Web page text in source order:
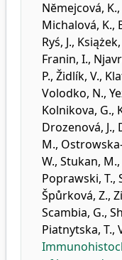
Nĕmejcová, K.,
Michalová, K.,
Ryś, J.,
Franin, I.,
P., Židlík, V.,
Volodko, N.,
Kolnikova, G.,
Drozenová, J.,
M.,
W., Stukan, M.,
Poprawski, T.,
Špůrková, Z.,
Scambia, G.,
Piatnytska, T.,